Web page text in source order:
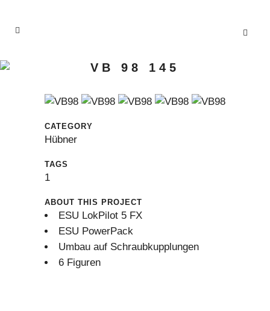
VB 98 145
CATEGORY
Hübner
TAGS
1
ABOUT THIS PROJECT
ESU LokPilot 5 FX
ESU PowerPack
Umbau auf Schraubkupplungen
6 Figuren